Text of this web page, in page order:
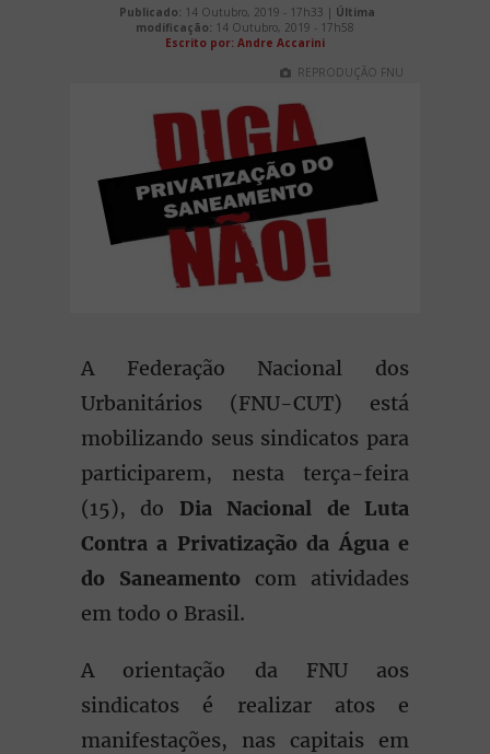
Publicado: 14 Outubro, 2019 - 17h33 | Última
modificação: 14 Outubro, 2019 - 17h58
Escrito por: Andre Accarini
REPRODUÇÃO FNU
A Federação Nacional dos
Urbanitários (FNU-CUT) está
mobilizando seus sindicatos para
participarem, nesta terça-feira
(15), do Dia Nacional de Luta
Contra a Privatização da Água e
do Saneamento com atividades
em todo o Brasil.
A orientação da FNU aos
sindicatos é realizar atos e
manifestações, nas capitais em